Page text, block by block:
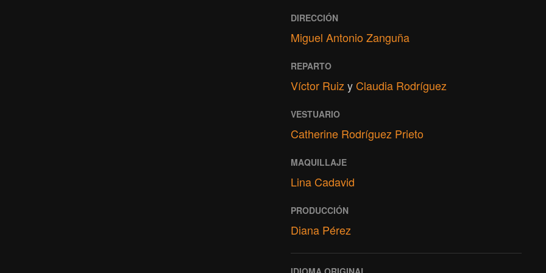
DIRECCIÓN
Miguel Antonio Zanguña
REPARTO
Víctor Ruiz y Claudia Rodríguez
VESTUARIO
Catherine Rodríguez Prieto
MAQUILLAJE
Lina Cadavid
PRODUCCIÓN
Diana Pérez